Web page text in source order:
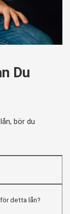
Du
bör du
detta lån?